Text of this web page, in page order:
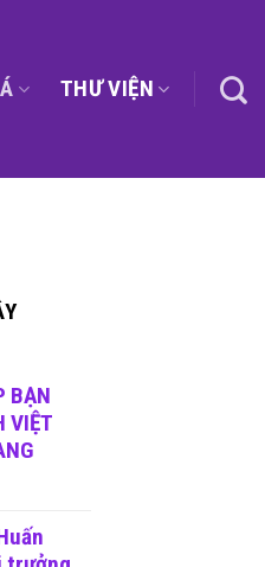
THƯ VIỆN
BẠN
VIỆT